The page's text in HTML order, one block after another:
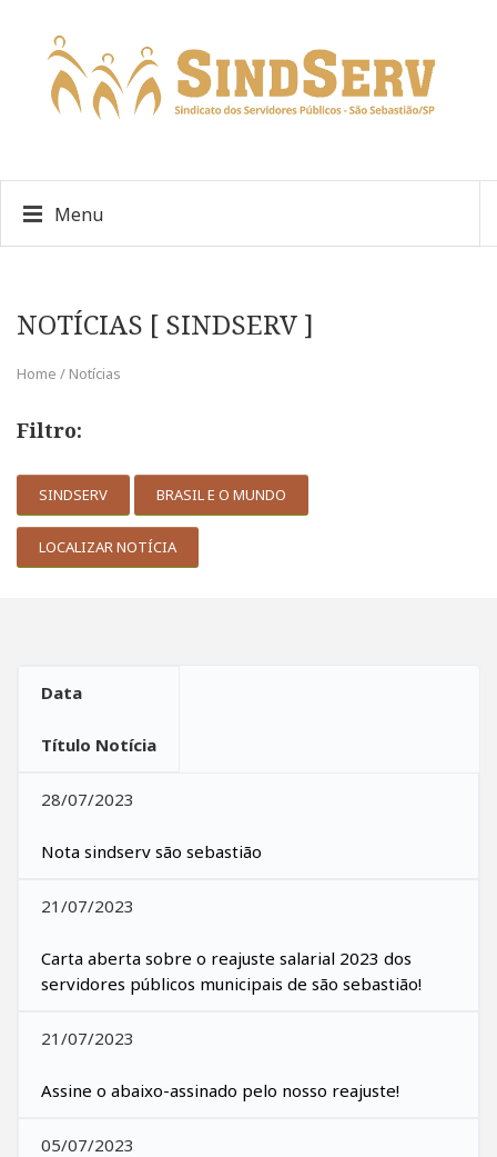
Menu
NOTÍCIAS [ SINDSERV ]
Home / Notícias
Filtro:
SINDSERV BRASIL E O MUNDO
LOCALIZAR NOTÍCIA
Data
Título Notícia
28/07/2023
Nota sindserv são sebastião
21/07/2023
Carta aberta sobre o reajuste salarial 2023 dos
servidores públicos municipais de são sebastião!
21/07/2023
Assine o abaixo-assinado pelo nosso reajuste!
05/07/2023